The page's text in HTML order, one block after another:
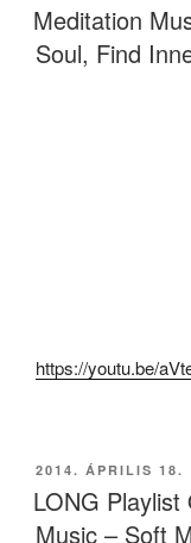
Meditation
Soul, Find
https://youtu.be/
BEKÜLDVE:
2014. ÁPRILIS 18.
LONG
Music – Soft